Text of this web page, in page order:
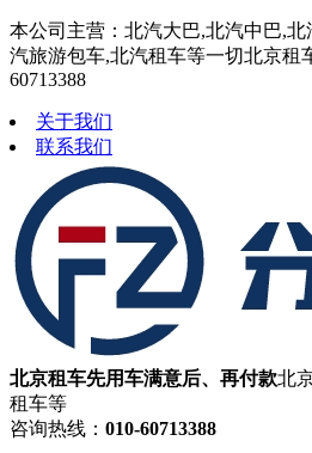
本公司主营：北汽大巴,北汽中巴,
汽旅游包车,北汽租车等一切北京租
60713388
关于我们
联系我们
北京租车先用车满意后、再付款北
租车等
咨询热线： 010-60713388